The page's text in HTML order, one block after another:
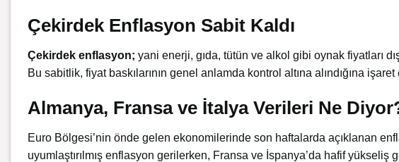
Çekirdek Enflasyon Sabit Kaldı
Çekirdek enflasyon; yani enerji, gıda, tütün ve alkol gibi oynak fiyatları
Bu sabitlik, fiyat baskılarının genel anlamda kontrol altına alındığına işaret
Almanya, Fransa ve İtalya Verileri Ne
Euro Bölgesi’nin önde gelen ekonomilerinde son haftalarda açıklanan
uyumlaştırılmış enflasyon gerilerken, Fransa ve İspanya’da hafif yükseliş